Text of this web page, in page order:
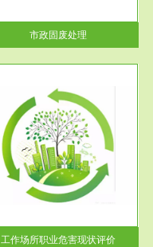
市政固废处理
工作场所职业危害现状评价